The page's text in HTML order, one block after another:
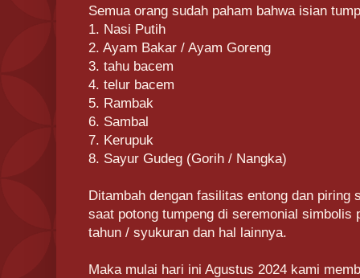
Semua orang sudah paham bahwa isian
1. Nasi Putih
2. Ayam Bakar / Ayam Goreng
3. tahu bacem
4. telur bacem
5. Rambak
6. Sambal
7. Kerupuk
8. Sayur Gudeg (Gorih / Nangka)
Ditambah dengan fasilitas entong dan piring
saat potong tumpeng di seremonial simbolis
tahun / syukuran dan hal lainnya.
Maka mulai hari ini Agustus 2024 kami